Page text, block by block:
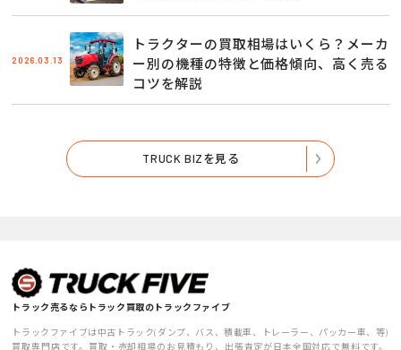
2026.03.13
トラクターの買取相場はいくら？メーカ
ー別の機種の特徴と価格傾向、高く売る
コツを解説
TRUCK BIZを見る
トラック売るならトラック買取のトラックファイブ
トラックファイブは中古トラック(ダンプ、バス、積載車、トレーラー、パッカー車、等)
買取専門店です。買取・売却相場のお見積もり、出張査定が日本全国対応で無料です。